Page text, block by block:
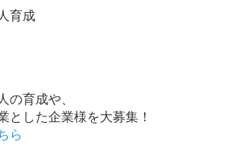
育成
の育成や、
とした企業様を大募集！
ら